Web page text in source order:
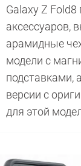
Galaxy Z
аксессуаров,
арамидные
модели с
подставками,
версии с
для этой